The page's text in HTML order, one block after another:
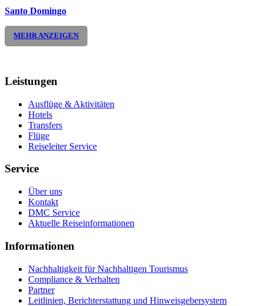
Santo Domingo
MEHR ANZEIGEN
Leistungen
Ausflüge & Aktivitäten
Hotels
Transfers
Flüge
Reiseleiter Service
Service
Über uns
Kontakt
DMC Service
Aktuelle Reiseinformationen
Informationen
Nachhaltigkeit für Nachhaltigen Tourismus
Compliance & Verhalten
Partner
Leitlinien, Berichterstattung und Hinweisgebersystem